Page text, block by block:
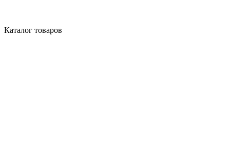
Каталог товаров